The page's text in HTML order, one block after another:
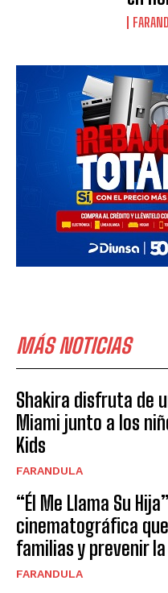
MÁS NOTICIAS
Shakira disfruta de
Miami junto a los
Kids
FARANDULA
“Él Me Llama Su
cinematográfica
familias y prevenir
FARANDULA